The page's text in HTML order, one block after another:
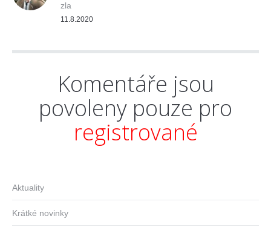
zla
11.8.2020
Komentáře jsou
povoleny pouze pro
registrované
Aktuality
Krátké novinky